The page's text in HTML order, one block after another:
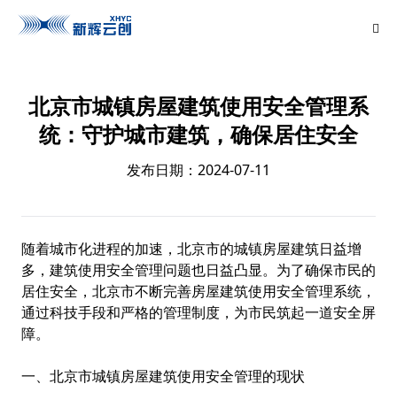
北京市城镇房屋建筑使用安全管理系
统：守护城市建筑，确保居住安全
发布日期：2024-07-11
随着城市化进程的加速，北京市的城镇房屋建筑日益增
多，建筑使用安全管理问题也日益凸显。为了确保市民的
居住安全，北京市不断完善房屋建筑使用安全管理系统，
通过科技手段和严格的管理制度，为市民筑起一道安全屏
障。
一、北京市城镇房屋建筑使用安全管理的现状